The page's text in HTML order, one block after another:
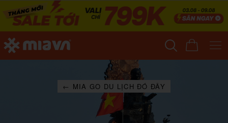
← MIA GO DU LỊCH ĐÓ ĐÂY